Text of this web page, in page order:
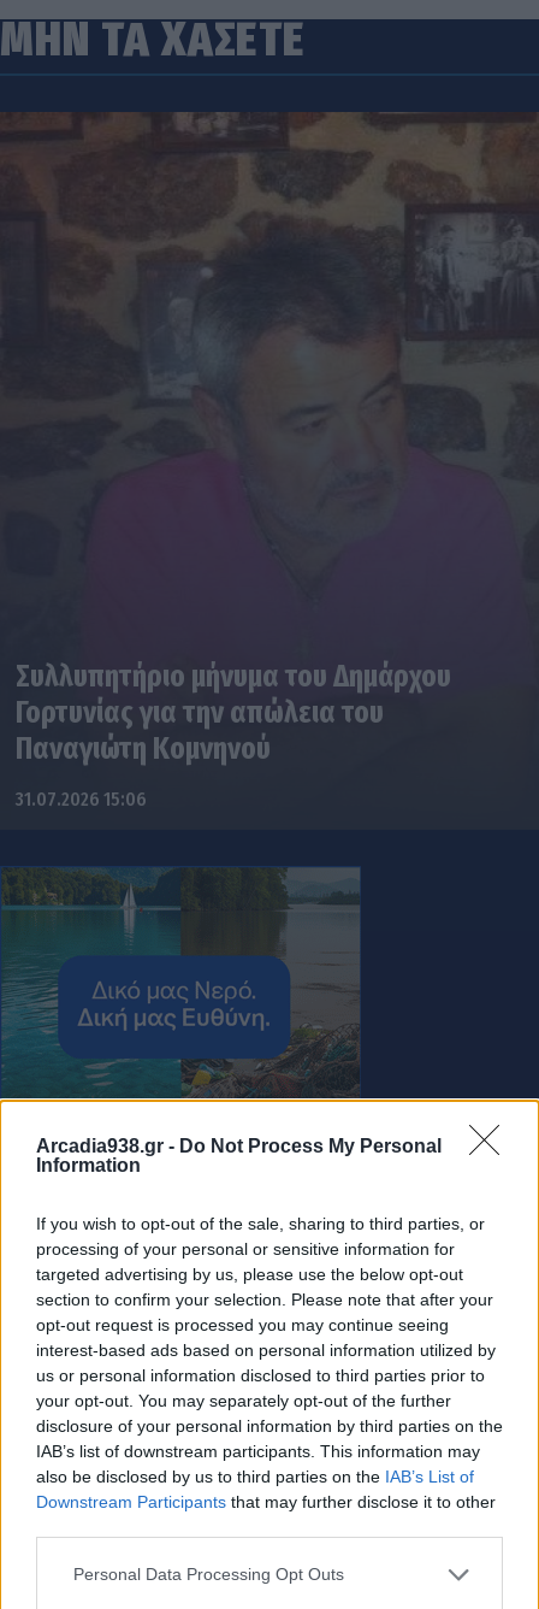
Arcadia938.gr - Do Not Process My Personal
Information
If you wish to opt-out of the sale, sharing to third parties, or
processing of your personal or sensitive information for
targeted advertising by us, please use the below opt-out
section to confirm your selection. Please note that after your
opt-out request is processed you may continue seeing
interest-based ads based on personal information utilized by
us or personal information disclosed to third parties prior to
your opt-out. You may separately opt-out of the further
disclosure of your personal information by third parties on the
IAB’s list of downstream participants. This information may
also be disclosed by us to third parties on the IAB’s List of
Downstream Participants that may further disclose it to other
Personal Data Processing Opt Outs
ΜΗΝ ΤΑ ΧΑΣΕΤΕ
Συλλυπητήριο μήνυμα του Δημάρχου
Γορτυνίας για την απώλεια του
Παναγιώτη Κομνηνού
31.07.2026 15:06
Αυξημένη προσοχή ζητεί η Περιφέρεια
Πελοποννήσου